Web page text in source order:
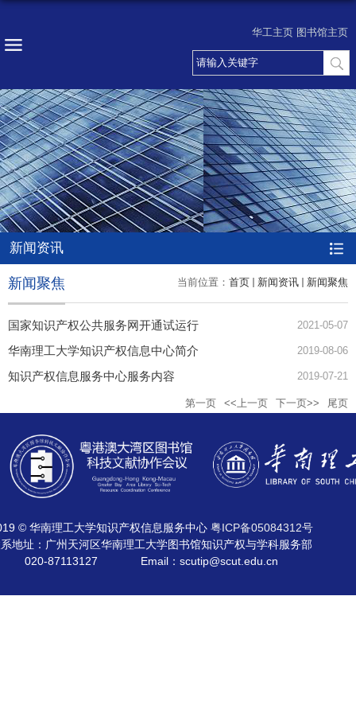
华工主页 图书馆主页
新闻资讯
当前位置： 首页 新闻资讯 新闻聚焦
新闻聚焦
国家知识产权公共服务网开通试运行 2021-05-07
华南理工大学知识产权信息中心简介 2019-08-06
知识产权信息服务中心服务内容 2019-07-21
第一页 <<上一页 下一页>> 尾页
© 华南理工大学知识产权信息服务中心 粤ICP备05084312号
地址：广州天河区华南理工大学图书馆知识产权与学科服务部
020-87113127
Email：scutip@scut.edu.cn